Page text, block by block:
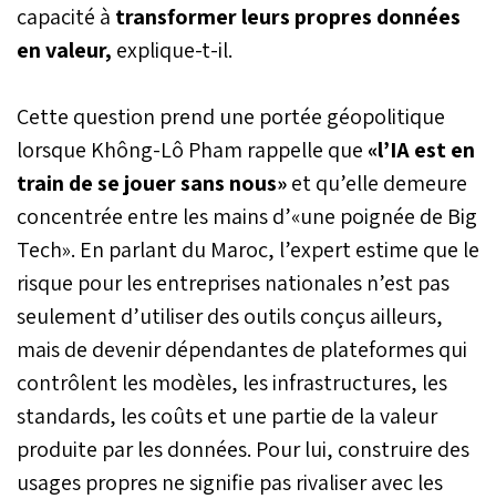
capacité à transformer leurs propres données
en valeur, explique-t-il.
Cette question prend une portée géopolitique
lorsque Không-Lô Pham rappelle que «l’IA est en
train de se jouer sans nous»et qu’elle demeure
concentrée entre les mains d’«une poignée de Big
Tech». En parlant du Maroc, l’expert estime que le
risque pour les entreprises nationales n’est pas
seulement d’utiliser des outils conçus ailleurs,
mais de devenir dépendantes de plateformes qui
contrôlent les modèles, les infrastructures, les
standards, les coûts et une partie de la valeur
produite par les données. Pour lui, construire des
usages propres ne signifie pas rivaliser avec les